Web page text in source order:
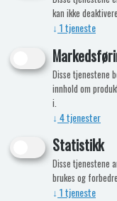
kan ikke
↓ 1tjeneste
Disse tjenestene
innhold om
i.
↓ 4tjenester
Statistikk
Disse tjenestene
brukes og
↓ 1tjeneste